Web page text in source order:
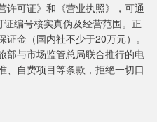
许可证》和《营业执照》，可通
证编号核实真伪及经营范围。正
金（国内社不少于20万元）。
部与市场监管总局联合推行的电
、自费项目等条款，拒绝一切口